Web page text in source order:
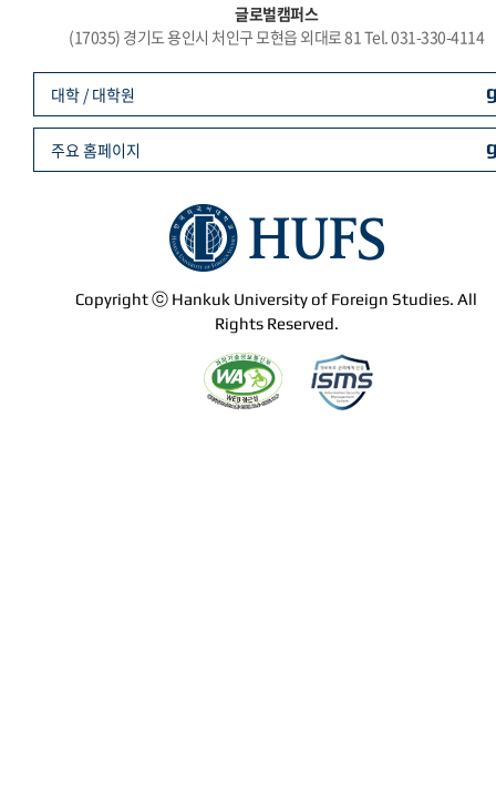
글로벌캠퍼스
(17035) 경기도 용인시 처인구 모현읍 외대로 81 Tel. 031-330-4114
Copyright ⓒ Hankuk University of Foreign Studies. All
Rights Reserved.
대학 / 대학원
주요 홈페이지